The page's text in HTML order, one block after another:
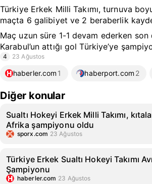
Türkiye Erkek Milli Takımı, turnuva
maçta 6 galibiyet ve 2 beraberlik
Maç uzun süre 1-1 devam ederken son
Karabul’un attığı gol Türkiye’ye
4 23 Ağustos
haberler.com 1 haberport.com 2
Diğer konular
Sualtı Hokeyi Erkek Milli Takımı,
Afrika şampiyonu oldu
sporx.com 23 Ağustos
Türkiye Erkek Sualtı Hokeyi Takımı
Şampiyonu
haberler.com 23 Ağustos